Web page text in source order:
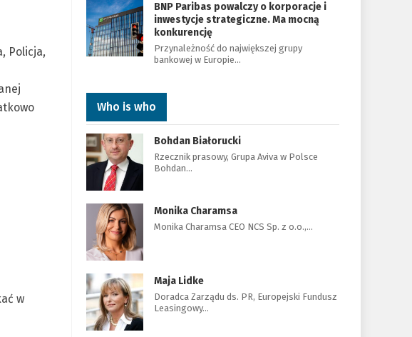
Policja,
w
BNP Paribas powalczy o korporacje i
inwestycje strategiczne. Ma mocną
konkurencję
Przynależność do największej grupy
bankowej w Europie…
Who is who
Bohdan Białorucki
Rzecznik prasowy, Grupa Aviva w Polsce
Bohdan…
Monika Charamsa
Monika Charamsa CEO NCS Sp. z o.o.,…
Maja Lidke
Doradca Zarządu ds. PR, Europejski Fundusz
Leasingowy…